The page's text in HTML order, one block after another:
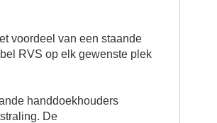
voordeel van een staande
RVS op elk gewenste plek
handdoekhouders
De